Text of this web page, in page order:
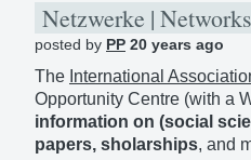
Netzwerke |
posted by PP 20 years ago
The International
Opportunity Centre (with a
information on (social
papers, sholarships, and